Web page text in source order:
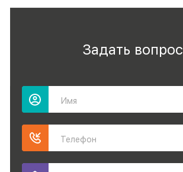
Задать вопрос
Имя
Телефон